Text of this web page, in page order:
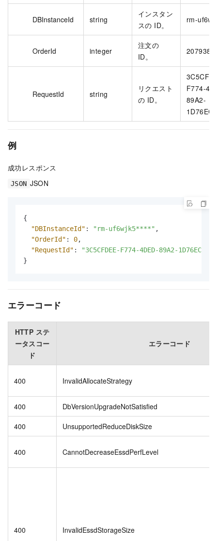
DBInstanceId string
インスタン
スの ID。
rm-
OrderId integer
注文の
ID。
RequestId string
リクエスト
の ID。
F774-
89A2-
例
成功レスポンス
JSON JSON
{
"DBInstanceId" : "rm-uf6wjk5****" ,
"OrderId" : 0,
"RequestId" :
"3C5CFDEE-F774-4DED-89A2-
}
エラーコード
HTTP ステ
ータスコー
ド
エラーコード
400 InvalidAllocateStrategy
400 DbVersionUpgradeNotSatisfied
400 UnsupportedReduceDiskSize
400 CannotDecreaseEssdPerfLevel
400 InvalidEssdStorageSize